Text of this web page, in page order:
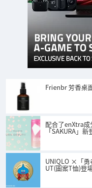
Frienbr 芳香桌
配合了enXtra
「SAKURA」新
UNIQLO ×「勇
UT(圖案T恤)登